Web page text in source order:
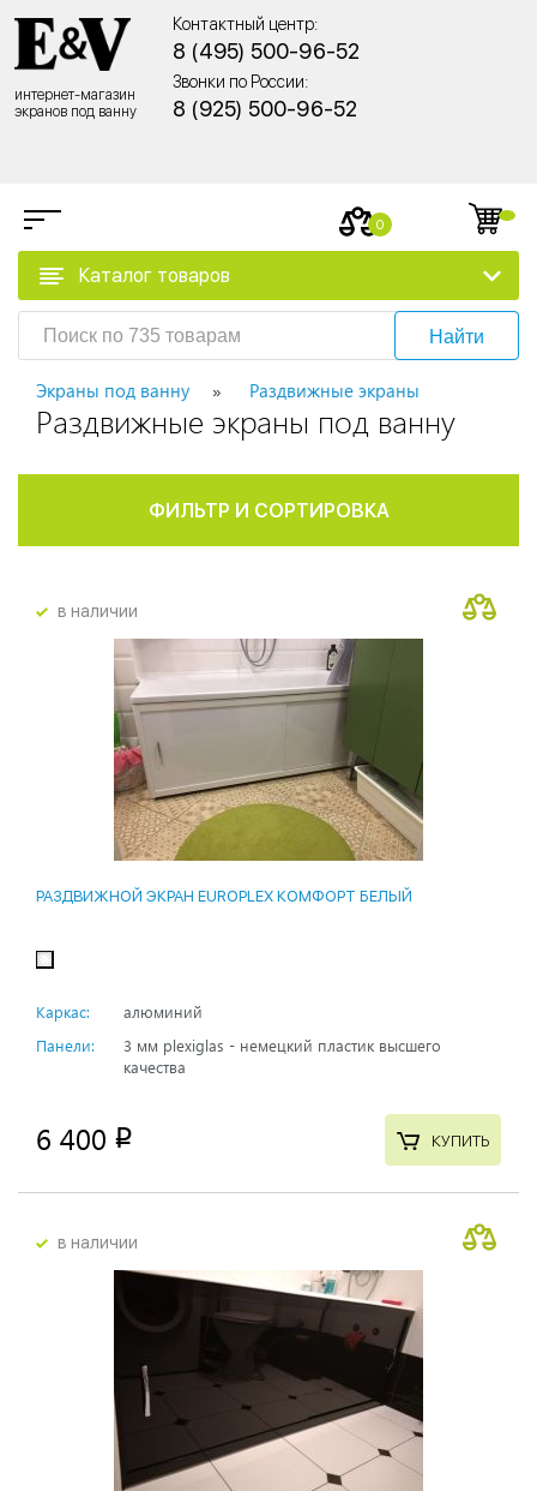
интернет-магазин
экранов под ванну
Контактный центр:
8 (495) 500-96-52
Звонки по России:
8 (925) 500-96-52
0
Каталог товаров
Найти
Экраны под ванну Раздвижные экраны
Раздвижные экраны под ванну
ФИЛЬТР И СОРТИРОВКА
в наличии
РАЗДВИЖНОЙ ЭКРАН EUROPLEX КОМФОРТ БЕЛЫЙ
Каркас:
алюминий
Панели:
3 мм plexiglas - немецкий пластик высшего
качества
6 400 p КУПИТЬ
в наличии